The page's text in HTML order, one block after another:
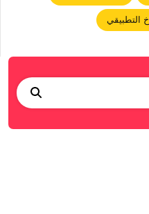
التطبيقي